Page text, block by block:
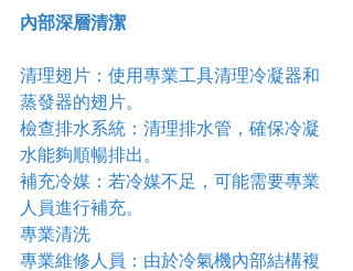
內部深層清潔
清理翅片：使用專業工具清理冷凝器和
蒸發器的翅片。
檢查排水系統：清理排水管，確保冷凝
水能夠順暢排出。
補充冷媒：若冷媒不足，可能需要專業
人員進行補充。
專業清洗
專業維修人員：由於冷氣機內部結構複